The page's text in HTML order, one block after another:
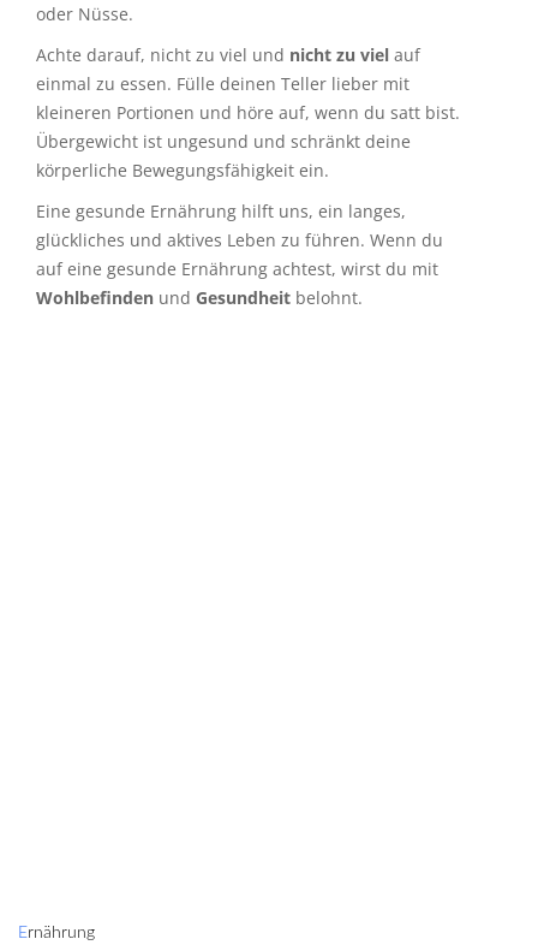
oder Nüsse.
Achte darauf, nicht zu viel und nicht zu viel auf
einmal zu essen. Fülle deinen Teller lieber mit
kleineren Portionen und höre auf, wenn du satt bist.
Übergewicht ist ungesund und schränkt deine
körperliche Bewegungsfähigkeit ein.
Eine gesunde Ernährung hilft uns, ein langes,
glückliches und aktives Leben zu führen. Wenn du
auf eine gesunde Ernährung achtest, wirst du mit
Wohlbefinden und Gesundheit belohnt.
Ernährung